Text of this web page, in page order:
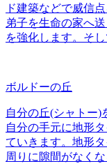
ド建築などで威信
弟子を生命の家へ
を強化します。そ
ボルドーの丘
自分の丘(シャトー)
自分の手元に地形
ていきます。地形
周りに隙間がなく